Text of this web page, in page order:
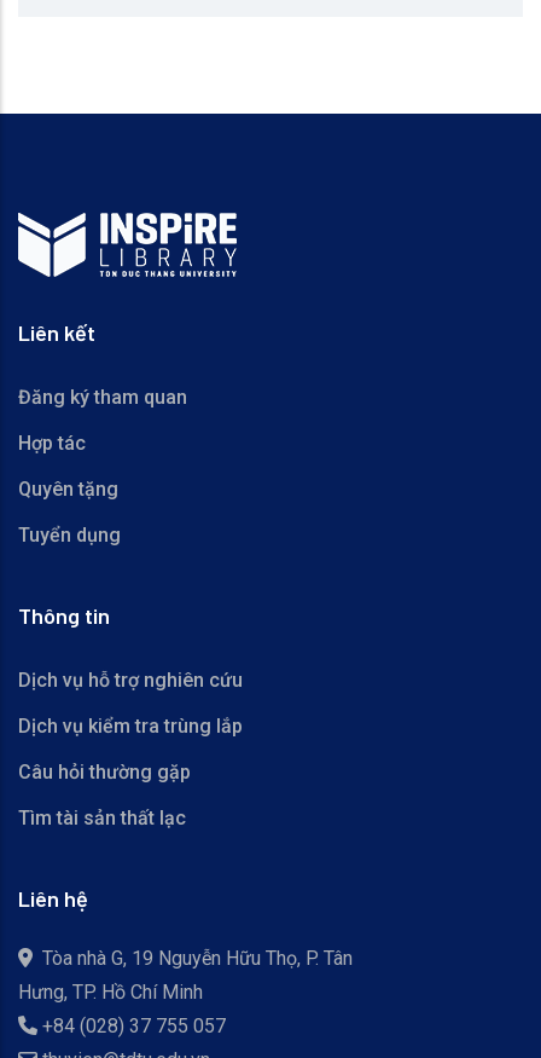
Liên kết
Đăng ký tham quan
Hợp tác
Quyên tặng
Tuyển dụng
Thông tin
Dịch vụ hỗ trợ nghiên cứu
Dịch vụ kiểm tra trùng lắp
Câu hỏi thường gặp
Tìm tài sản thất lạc
Liên hệ
Tòa nhà G, 19 Nguyễn Hữu Thọ, P. Tân
Hưng, TP. Hồ Chí Minh
+84 (028) 37 755 057